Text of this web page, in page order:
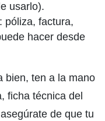
usarlo).
póliza, factura,
hacer desde
bien, ten a la mano
ficha técnica del
de que tu